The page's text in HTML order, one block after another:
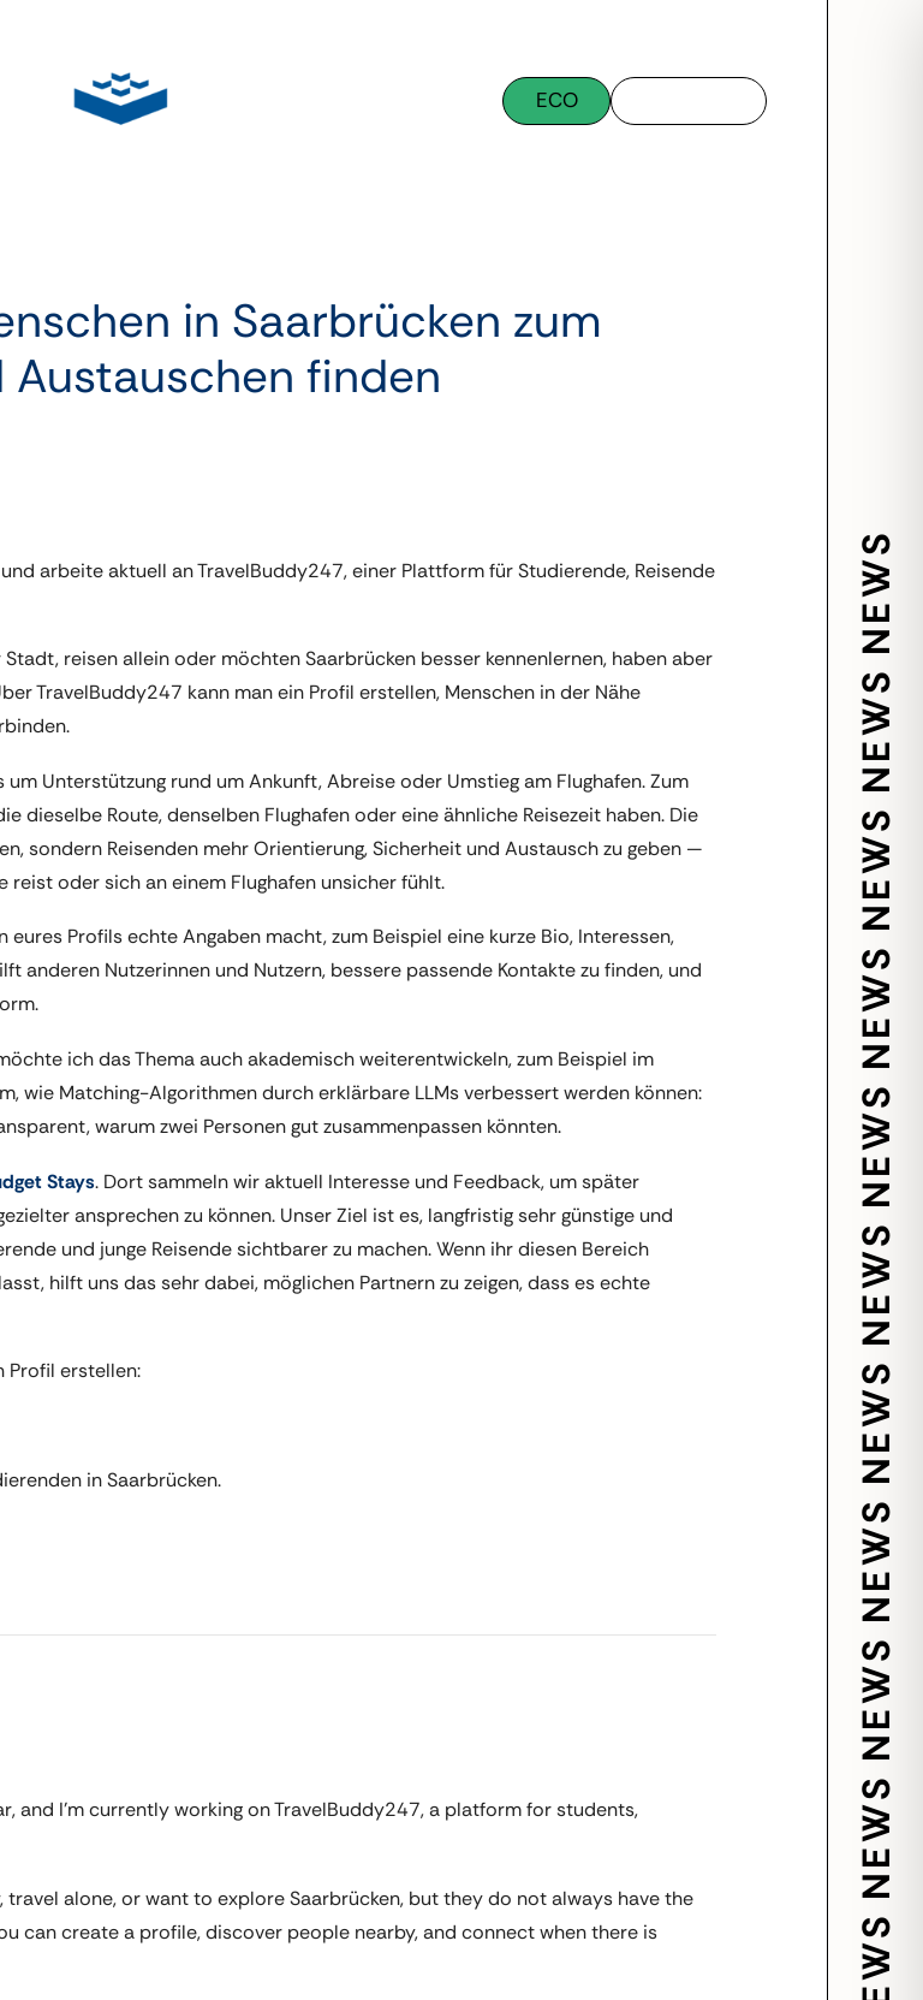
ECO
in Saarbrücken zum
Austauschen finden
arbeite aktuell an TravelBuddy247, einer Plattform für Studierende, Reisende
reisen allein oder möchten Saarbrücken besser kennenlernen, haben aber
TravelBuddy247 kann man ein Profil erstellen, Menschen in der Nähe
um Unterstützung rund um Ankunft, Abreise oder Umstieg am Flughafen. Zum
dieselbe Route, denselben Flughafen oder eine ähnliche Reisezeit haben. Die
sondern Reisenden mehr Orientierung, Sicherheit und Austausch zu geben —
oder sich an einem Flughafen unsicher fühlt.
Profils echte Angaben macht, zum Beispiel eine kurze Bio, Interessen,
anderen Nutzerinnen und Nutzern, bessere passende Kontakte zu finden, und
ich das Thema auch akademisch weiterentwickeln, zum Beispiel im
wie Matching-Algorithmen durch erklärbare LLMs verbessert werden können:
warum zwei Personen gut zusammenpassen könnten.
Stays. Dort sammeln wir aktuell Interesse und Feedback, um später
ansprechen zu können. Unser Ziel ist es, langfristig sehr günstige und
und junge Reisende sichtbarer zu machen. Wenn ihr diesen Bereich
hilft uns das sehr dabei, möglichen Partnern zu zeigen, dass es echte
Profil erstellen:
in Saarbrücken.
and I’m currently working on TravelBuddy247, a platform for students,
alone, or want to explore Saarbrücken, but they do not always have the
can create a profile, discover people nearby, and connect when there is